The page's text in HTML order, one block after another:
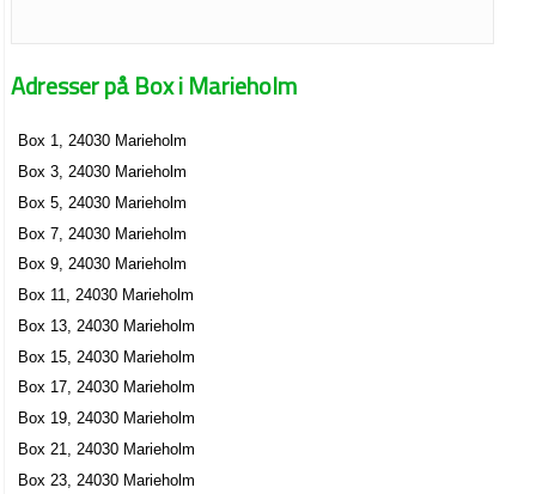
Adresser på Box i Marieholm
Box 1, 24030 Marieholm
Box 3, 24030 Marieholm
Box 5, 24030 Marieholm
Box 7, 24030 Marieholm
Box 9, 24030 Marieholm
Box 11, 24030 Marieholm
Box 13, 24030 Marieholm
Box 15, 24030 Marieholm
Box 17, 24030 Marieholm
Box 19, 24030 Marieholm
Box 21, 24030 Marieholm
Box 23, 24030 Marieholm